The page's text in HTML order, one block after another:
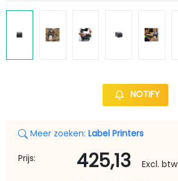
NOTIFY
Meer zoeken: Label Printers
Prijs: 425,13
Excl. btw